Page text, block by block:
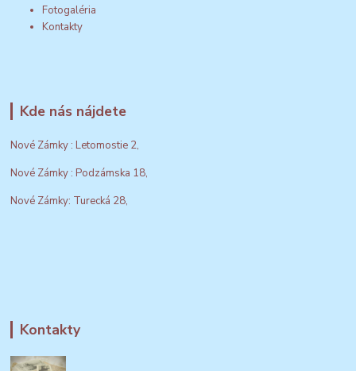
Fotogaléria
Kontakty
Kde nás nájdete
Nové Zámky : Letomostie 2,
Nové Zámky : Podzámska 18,
Nové Zámky: Turecká 28,
Kontakty